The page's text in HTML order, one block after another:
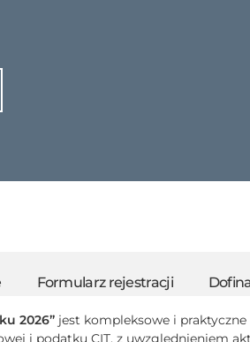
Formularz rejestracji
2026”jest kompleksowe i
i podatku CIT, z uwzględnieniem